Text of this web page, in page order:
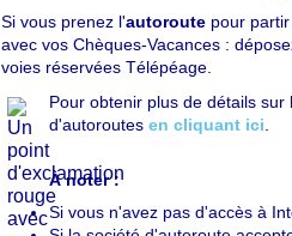
Si vous prenez l'autoroute pour
avec vos Chèques-Vacances :
voies réservées Télépéage.
Pour obtenir plus de détails
d'autoroutes en cliquant ici
À noter :
Si vous n'avez pas d'accès à